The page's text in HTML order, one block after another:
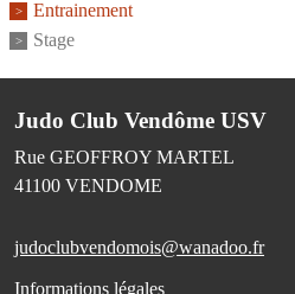
Entrainement
Stage
Judo Club Vendôme USV
Rue GEOFFROY MARTEL
41100 VENDOME
judoclubvendomois@wanadoo.fr
Informations légales